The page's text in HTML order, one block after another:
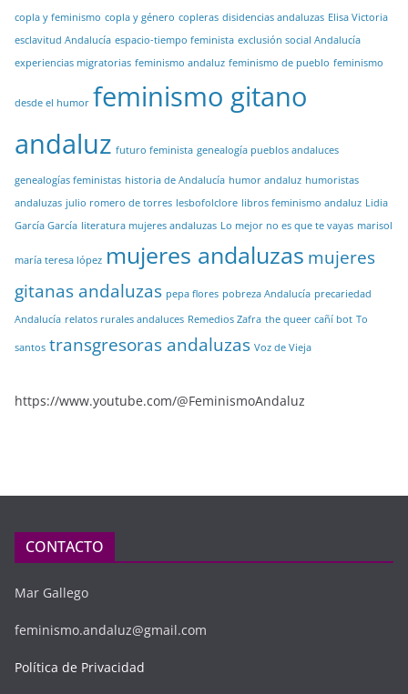
copla y feminismo copla y género copleras disidencias andaluzas Elisa Victoria
esclavitud Andalucía espacio-tiempo feminista exclusión social Andalucía
experiencias migratorias feminismo andaluz feminismo de pueblo feminismo
desde el humor feminismo gitano
andaluz futuro feminista genealogía pueblos andaluces
genealogías feministas historia de Andalucía humor andaluz humoristas
andaluzas julio romero de torres lesbofolclore libros feminismo andaluz Lidia
García García literatura mujeres andaluzas Lo mejor no es que te vayas marisol
maría teresa lópez mujeres andaluzas mujeres
gitanas andaluzas pepa flores pobreza Andalucía precariedad
Andalucía relatos rurales andaluces Remedios Zafra the queer cañí bot To
santos transgresoras andaluzas Voz de Vieja
https://www.youtube.com/@FeminismoAndaluz
CONTACTO
Mar Gallego
feminismo.andaluz@gmail.com
Política de Privacidad